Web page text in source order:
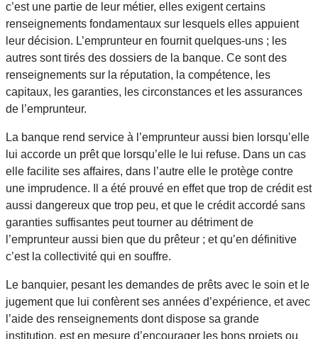
c’est une partie de leur métier, elles exigent certains
renseignements fondamentaux sur lesquels elles appuient
leur décision. L’emprunteur en fournit quelques-uns ; les
autres sont tirés des dossiers de la banque. Ce sont des
renseignements sur la réputation, la compétence, les
capitaux, les garanties, les circonstances et les assurances
de l’emprunteur.
La banque rend service à l’emprunteur aussi bien lorsqu’elle
lui accorde un prêt que lorsqu’elle le lui refuse. Dans un cas
elle facilite ses affaires, dans l’autre elle le protège contre
une imprudence. Il a été prouvé en effet que trop de crédit est
aussi dangereux que trop peu, et que le crédit accordé sans
garanties suffisantes peut tourner au détriment de
l’emprunteur aussi bien que du prêteur ; et qu’en définitive
c’est la collectivité qui en souffre.
Le banquier, pesant les demandes de prêts avec le soin et le
jugement que lui confèrent ses années d’expérience, et avec
l’aide des renseignements dont dispose sa grande
institution, est en mesure d’encourager les bons projets ou